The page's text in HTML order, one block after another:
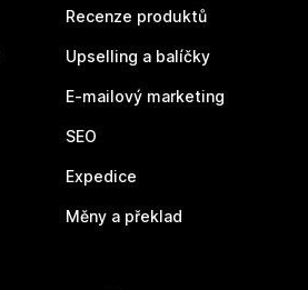
Recenze produktů
Upselling a balíčky
E-mailový marketing
SEO
Expedice
Měny a překlad